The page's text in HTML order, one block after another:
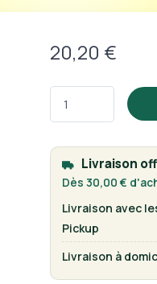
20,20 €
Livraison
Dès 30,00 €
Livraison avec
Pickup
Livraison à